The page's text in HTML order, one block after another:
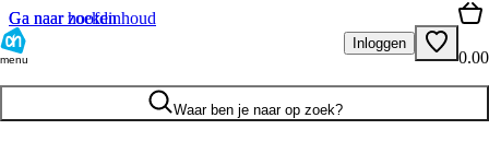
Ga naar hoofdinhoud
Ga naar zoeken
menu
Inloggen
0.00
Waar ben je naar op zoek?